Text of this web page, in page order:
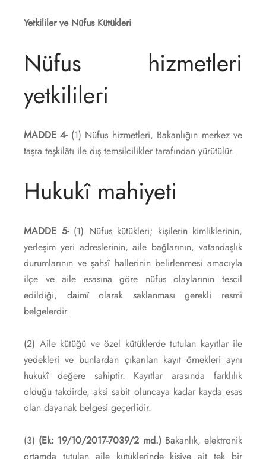
Yetkililer ve Nüfus Kütükleri
Nüfus hizmetleri
yetkilileri
MADDE 4-(1) Nüfus hizmetleri, Bakanlığın merkez ve
taşra teşkilâtı ile dış temsilcilikler tarafından yürütülür.
Hukukî mahiyeti
MADDE 5-(1) Nüfus kütükleri; kişilerin kimliklerinin,
yerleşim yeri adreslerinin, aile bağlarının, vatandaşlık
durumlarının ve şahsî hallerinin belirlenmesi amacıyla
ilçe ve aile esasına göre nüfus olaylarının tescil
edildiği, daimî olarak saklanması gerekli resmî
belgelerdir.
(2) Aile kütüğü ve özel kütüklerde tutulan kayıtlar ile
yedekleri ve bunlardan çıkarılan kayıt örnekleri aynı
hukukî değere sahiptir. Kayıtlar arasında farklılık
olduğu takdirde, aksi sabit oluncaya kadar kayda esas
olan dayanak belgesi geçerlidir.
(3) (Ek: 19/10/2017-7039/2 md.) Bakanlık, elektronik
ortamda tutulan aile kütüklerinde kişiye ait tek bir